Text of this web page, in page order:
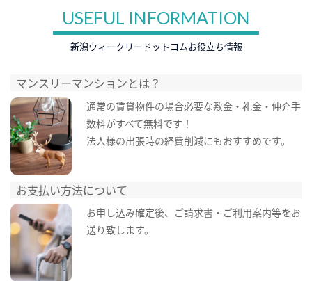
USEFUL INFORMATION
新潟ウィークリードットコムお役立ち情報
マンスリーマンションとは？
通常の賃貸物件の場合必要な敷金・礼金・仲介手
数料がすべて無料です！
法人様の出張時の経費削減にもおすすめです。
お支払い方法について
お申し込み確定後、ご請求書・ご利用案内等をお
送り致します。